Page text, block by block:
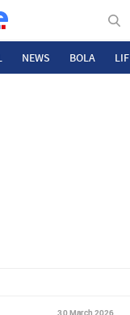
NEWS BOLA
30 March 2026